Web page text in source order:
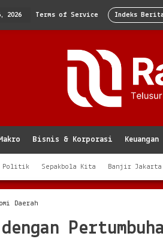
2026 Terms of Service Indeks
Bisnis & Korporasi Keuangan
Politik Sepakbola Kita Banjir Jakarta
Daerah
Pertumbuhan
Ekonomi